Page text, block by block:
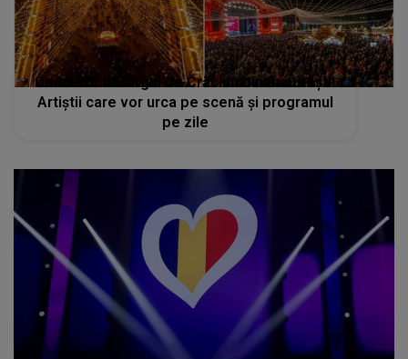
România va participa la Eurovision Song
Contest 2027. CE S-A ÎNTÂMPLAT în
momentul în care s-a luat decizia și CUM S-A
VOTAT revenirea în concurs: "Reprezintă un
proiect strategic de..."